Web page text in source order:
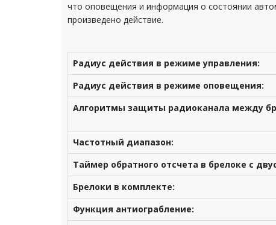
что оповещения и информация о состоянии
произведено действие.
Радиус действия в режиме управления:
Радиус действия в режиме оповещения:
Алгоритмы защиты радиоканала между
Частотный диапазон:
Таймер обратного отсчета в брелоке с
Брелоки в комплекте:
Функция антиограбление: